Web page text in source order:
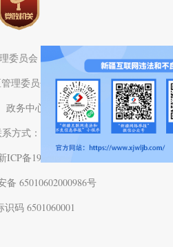
委员会（头屯河区人民政府）办公室
理委员会（头屯河区人民政府）电子
政务中心
方式：0991-3782709
备19001575号-1
备 65010602000986号
识码 6501060001